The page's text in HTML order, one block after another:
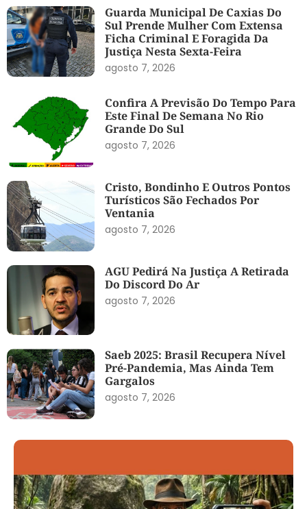
Guarda Municipal De Caxias Do
Sul Prende Mulher Com Extensa
Ficha Criminal E Foragida Da
Justiça Nesta Sexta-Feira
agosto 7, 2026
Confira A Previsão Do Tempo Para
Este Final De Semana No Rio
Grande Do Sul
agosto 7, 2026
Cristo, Bondinho E Outros Pontos
Turísticos São Fechados Por
Ventania
agosto 7, 2026
AGU Pedirá Na Justiça A Retirada
Do Discord Do Ar
agosto 7, 2026
Saeb 2025: Brasil Recupera Nível
Pré-Pandemia, Mas Ainda Tem
Gargalos
agosto 7, 2026